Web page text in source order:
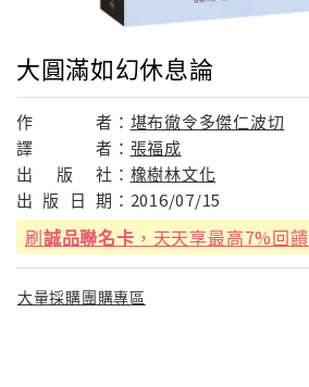
大圓滿如幻休息論
作 者： 堪布徹令多傑仁波切
譯
者： 張福成
出
版 社： 橡樹林文化
出 版 日 期： 2016/07/15
刷誠品聯名卡 ，天天享最高7%回饋
大量採購團購專區